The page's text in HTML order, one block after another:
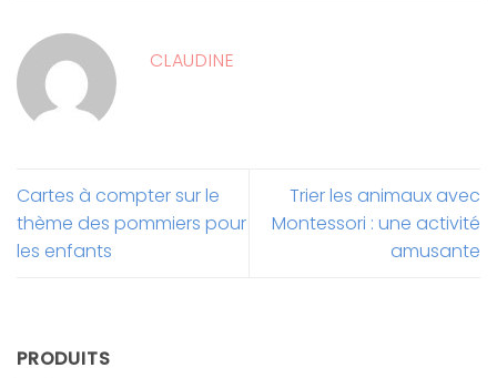
CLAUDINE
Cartes à compter sur le
thème des pommiers pour
les enfants
Trier les animaux avec
Montessori : une activité
amusante
PRODUITS